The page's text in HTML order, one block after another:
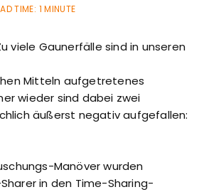
TIME: 1 MINUTE
viele Gaunerfälle sind in unseren
Mitteln aufgetretenes
wieder sind dabei zwei
äußerst negativ aufgefallen:
Manöver wurden
in den Time-Sharing-